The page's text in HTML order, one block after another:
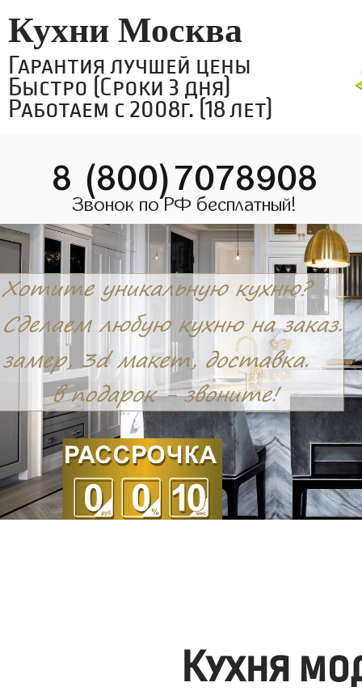
Кухни Москва
Гарантия лучшей цены
Быстро (Сроки 3 дня)
Работаем с 2008г. (18 лет)
8 (800)7078908
Звонок по РФ бесплатный!
Кухня